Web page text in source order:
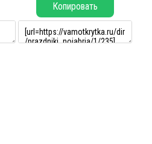
Копировать